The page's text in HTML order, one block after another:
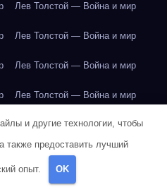
Лев Толстой — Война и мир
Лев Толстой — Война и мир
Лев Толстой — Война и мир
Лев Толстой — Война и мир
Лондон Лондон Лондон
Лондон
Лондон Лос-Анджелес
и другие технологии, чтобы
также предоставить лучший
опыт. OK